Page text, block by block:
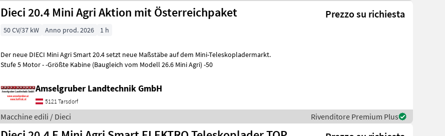
Dieci 20.4 Mini Agri Aktion mit Österreichpaket Prezzo su richiesta
50 CV/37 kW Anno prod. 2026 1 h
Der neue DIECI Mini Agri Smart 20.4 setzt neue Maßstäbe auf dem Mini-Teleskopladermarkt.
Stufe 5 Motor - -Größte Kabine (Baugleich vom Modell 26.6 Mini Agri) -50
Amselgruber Landtechnik GmbH
5121 Tarsdorf
Macchine edili / Dieci Rivenditore Premium Plus